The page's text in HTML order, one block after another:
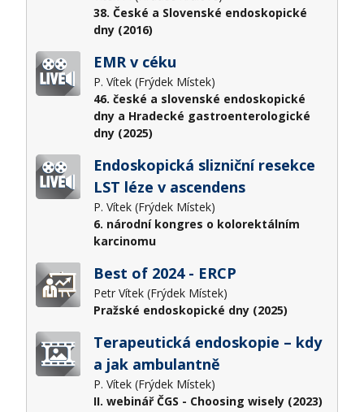
38. České a Slovenské endoskopické
dny (2016)
EMR v céku
P. Vítek (Frýdek Místek)
46. české a slovenské endoskopické
dny a Hradecké gastroenterologické
dny (2025)
Endoskopická slizniční resekce
LST léze v ascendens
P. Vítek (Frýdek Místek)
6. národní kongres o kolorektálním
karcinomu
Best of 2024 - ERCP
Petr Vítek (Frýdek Místek)
Pražské endoskopické dny (2025)
Terapeutická endoskopie – kdy
a jak ambulantně
P. Vítek (Frýdek Místek)
II. webinář ČGS - Choosing wisely (2023)